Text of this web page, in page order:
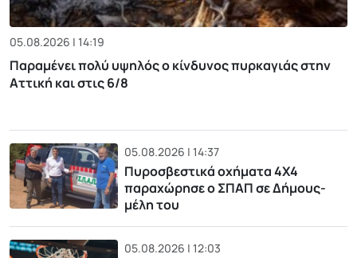
05.08.2026 | 14:19
Παραμένει πολύ υψηλός ο κίνδυνος πυρκαγιάς στην
Αττική και στις 6/8
05.08.2026 | 14:37
Πυροσβεστικά οχήματα 4Χ4
παραχώρησε ο ΣΠΑΠ σε Δήμους-
μέλη του
05.08.2026 | 12:03